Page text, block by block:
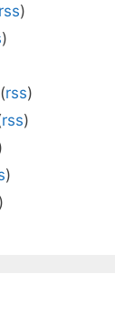
rss)
)
(rss)
rss)
)
)